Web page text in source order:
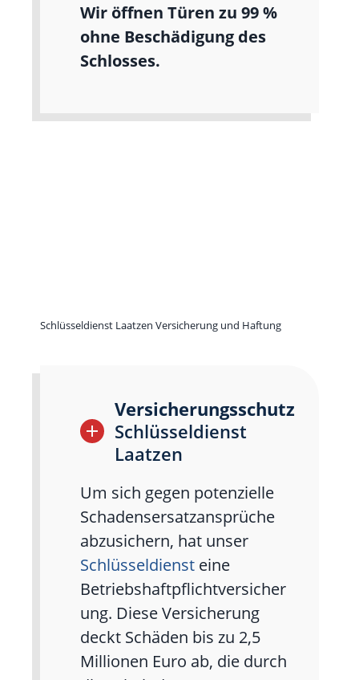
Wir öffnen Türen zu 99 %
ohne Beschädigung des
Schlosses.
Schlüsseldienst Laatzen Versicherung und Haftung
Versicherungsschutz
Schlüsseldienst
Laatzen
Um sich gegen potenzielle
Schadensersatzansprüche
abzusichern, hat unser
Schlüsseldienst eine
Betriebshaftpflichtversicher
ung. Diese Versicherung
deckt Schäden bis zu 2,5
Millionen Euro ab, die durch